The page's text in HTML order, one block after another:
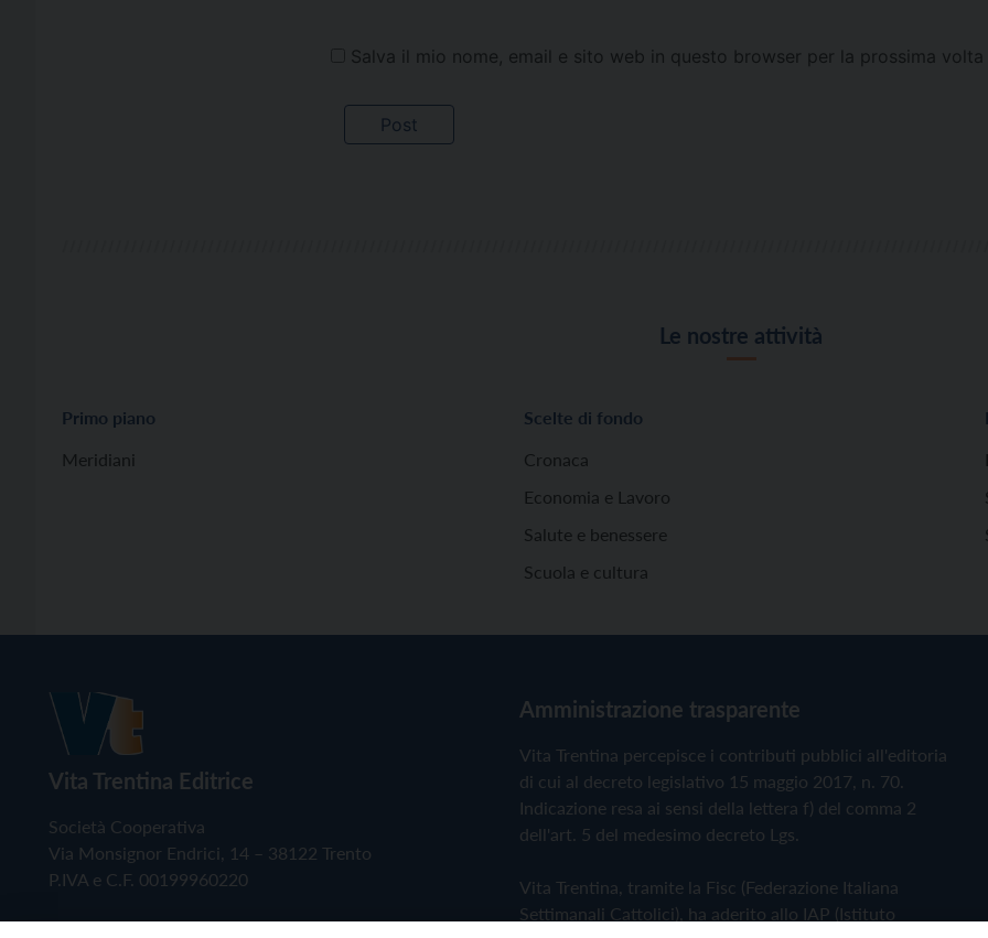
Salva il mio nome, email e sito web in questo browser per la prossima
Le nostre attività
Primo piano
Meridiani
Scelte di fondo
Cronaca
Economia e Lavoro
Salute e benessere
Scuola e cultura
Vita Trentina Editrice
Società Cooperativa
Via Monsignor Endrici, 14 – 38122 Trento
P.IVA e C.F. 00199960220
Amministrazione trasparente
Vita Trentina percepisce i contributi pubblici all'editoria
di cui al decreto legislativo 15 maggio 2017, n. 70.
Indicazione resa ai sensi della lettera f) del comma 2
dell'art. 5 del medesimo decreto Lgs.
Vita Trentina, tramite la Fisc (Federazione Italiana
Settimanali Cattolici), ha aderito allo IAP (Istituto